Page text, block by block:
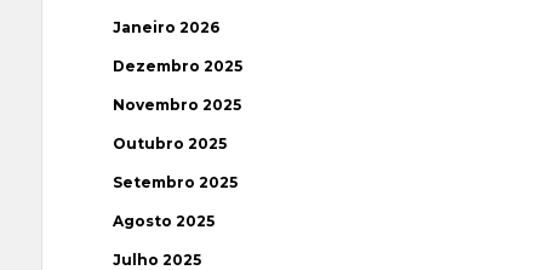
Janeiro 2026
Dezembro 2025
Novembro 2025
Outubro 2025
Setembro 2025
Agosto 2025
Julho 2025